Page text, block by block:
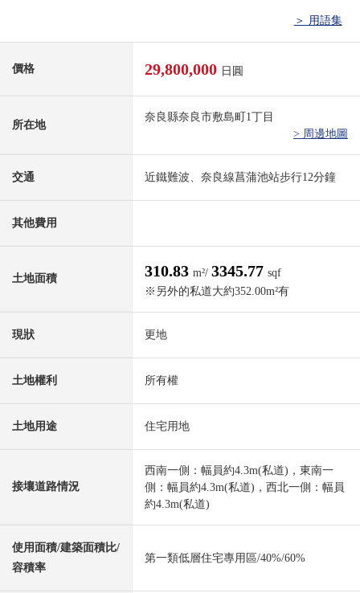
＞ 用語集
價格 29,800,000 日圓
所在地
奈良縣奈良市敷島町1丁目
> 周邊地圖
交通 近鐵難波、奈良線菖蒲池站步行12分鐘
其他費用
土地面積 310.83 m²/ 3345.77 sqf
※另外的私道大約352.00m²有
現狀 更地
土地權利 所有權
土地用途 住宅用地
接壤道路情況
西南一側：幅員約4.3m(私道)，東南一
側：幅員約4.3m(私道)，西北一側：幅員
約4.3m(私道)
使用面積/建築面積比/
容積率
第一類低層住宅專用區/40%/60%